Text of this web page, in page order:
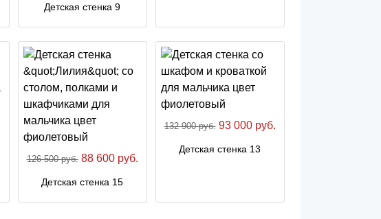
Детская стенка 9
126 500 руб.88 600 руб.
Детская стенка 15
132 900 руб.93 000 руб.
Детская стенка 13